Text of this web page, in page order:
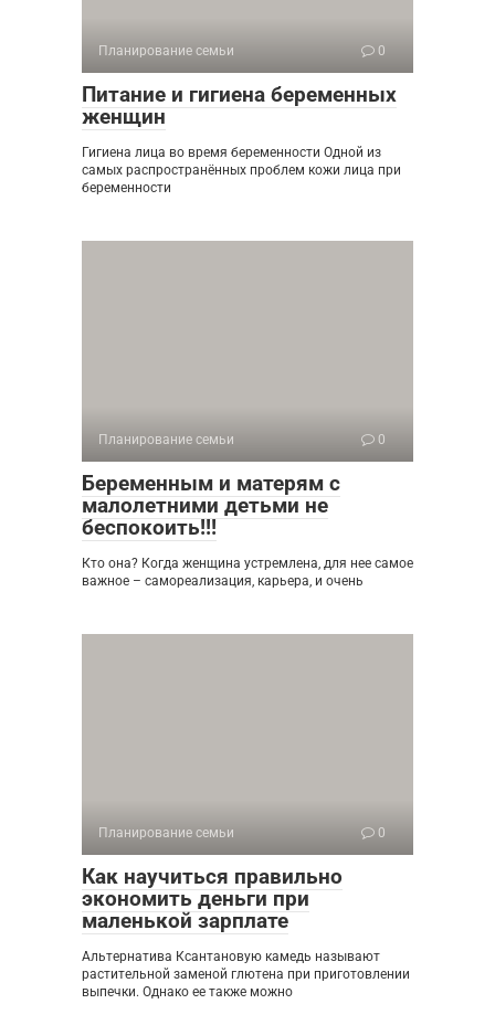
Планирование семьи 0
Питание и гигиена беременных
женщин
Гигиена лица во время беременности Одной из
самых распространённых проблем кожи лица при
беременности
Планирование семьи 0
Беременным и матерям с
малолетними детьми не
беспокоить!!!
Кто она? Когда женщина устремлена, для нее самое
важное – самореализация, карьера, и очень
Планирование семьи 0
Как научиться правильно
экономить деньги при
маленькой зарплате
Альтернатива Ксантановую камедь называют
растительной заменой глютена при приготовлении
выпечки. Однако ее также можно